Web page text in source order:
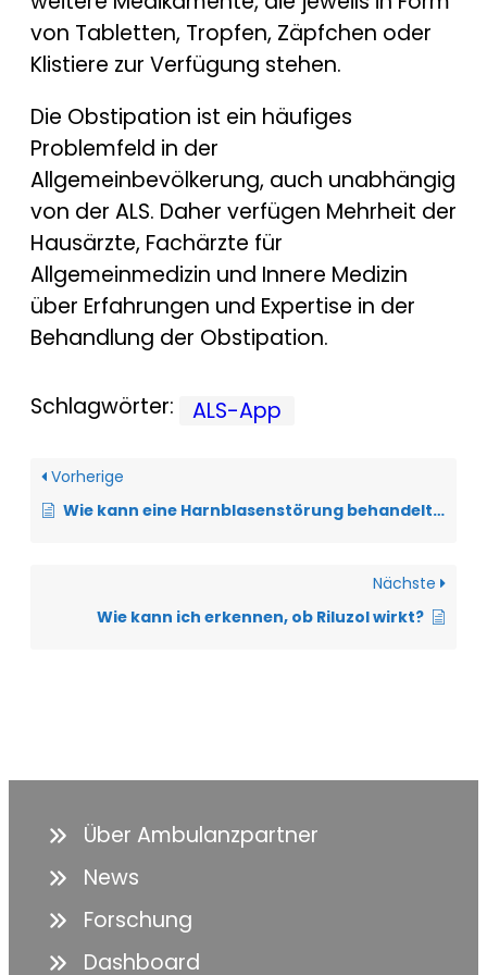
von Tabletten, Tropfen, Zäpfchen oder
Klistiere zur Verfügung stehen.
Die Obstipation ist ein häufiges
Problemfeld in der
Allgemeinbevölkerung, auch unabhängig
von der ALS. Daher verfügen Mehrheit der
Hausärzte, Fachärzte für
Allgemeinmedizin und Innere Medizin
über Erfahrungen und Expertise in der
Behandlung der Obstipation.
Schlagwörter: ALS-App
Vorherige
Wie kann eine Harnblasenstörung behandelt werden?
Nächste
Wie kann ich erkennen, ob Riluzol wirkt?
Über Ambulanzpartner
News
Forschung
Dashboard